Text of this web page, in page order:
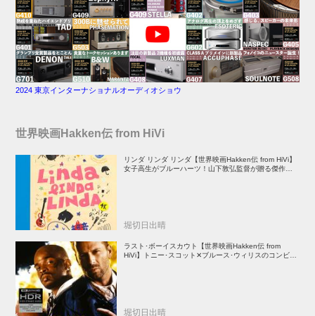
2024 東京インターナショナルオーディオショウ
世界映画Hakken伝 from HiVi
リンダ リンダ リンダ【世界映画Hakken伝 from HiVi】
女子高生がブルーハーツ！山下敦弘監督が贈る傑作青春
堀切日出晴
ラスト･ボーイスカウト【世界映画Hakken伝 from
HiVi】トニー･スコット✕ブルース･ウィリスのコンビが
堀切日出晴